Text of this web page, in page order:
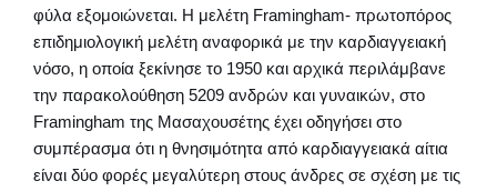
φύλα εξομοιώνεται. Η μελέτη Framingham- πρωτοπόρος
επιδημιολογική μελέτη αναφορικά με την καρδιαγγειακή
νόσο, η οποία ξεκίνησε το 1950 και αρχικά περιλάμβανε
την παρακολούθηση 5209 ανδρών και γυναικών, στο
Framingham της Μασαχουσέτης έχει οδηγήσει στο
συμπέρασμα ότι η θνησιμότητα από καρδιαγγειακά αίτια
είναι δύο φορές μεγαλύτερη στους άνδρες σε σχέση με τις